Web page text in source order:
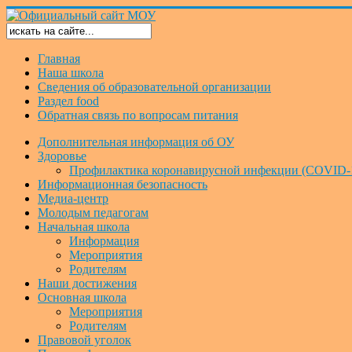
Главная
Наша школа
Сведения об образовательной организации
Раздел food
Обратная связь по вопросам питания
Дополнительная информация об ОУ
Здоровье
Профилактика коронавирусной инфекции
Информационная безопасность
Медиа-центр
Молодым педагогам
Начальная школа
Информация
Мероприятия
Родителям
Наши достижения
Основная школа
Мероприятия
Родителям
Правовой уголок